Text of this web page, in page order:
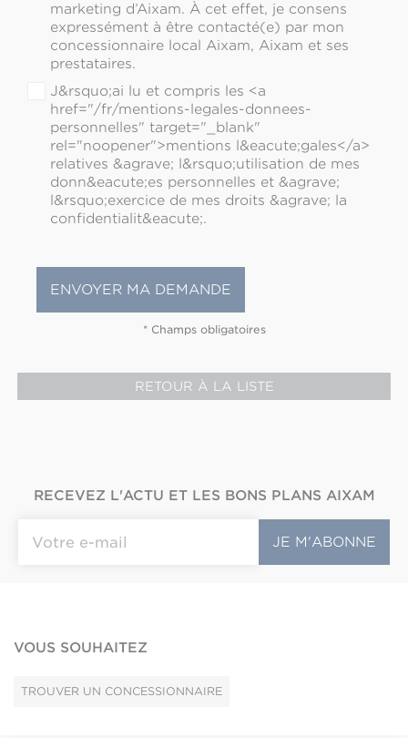
marketing d’Aixam. À cet effet, je consens
expressément à être contacté(e) par mon
concessionnaire local Aixam, Aixam et ses
prestataires.
J&rsquo;ai lu et compris les <a
href="/fr/mentions-legales-donnees-
personnelles" target="_blank"
rel="noopener">mentions l&eacute;gales</a>
relatives &agrave; l&rsquo;utilisation de mes
donn&eacute;es personnelles et &agrave;
l&rsquo;exercice de mes droits &agrave; la
confidentialit&eacute;.
* Champs obligatoires
RETOUR À LA LISTE
RECEVEZ L'ACTU ET LES BONS PLANS AIXAM
VOUS SOUHAITEZ
TROUVER UN CONCESSIONNAIRE